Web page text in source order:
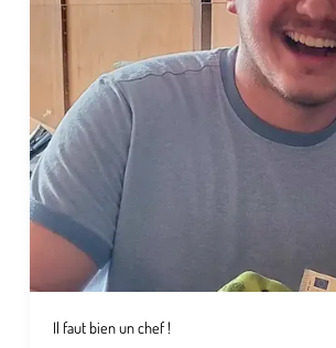
Il faut bien un chef !